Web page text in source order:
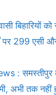
बिहारियों को
पर 299 एसी
: समस्तीपुर
अभी तक नहीं